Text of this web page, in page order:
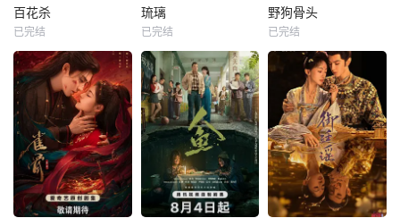
百花杀
已完结
琉璃
已完结
野狗骨头
已完结